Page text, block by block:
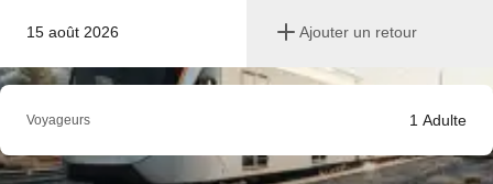
15 août 2026 Ajouter un retour
Voyageurs 1 Adulte